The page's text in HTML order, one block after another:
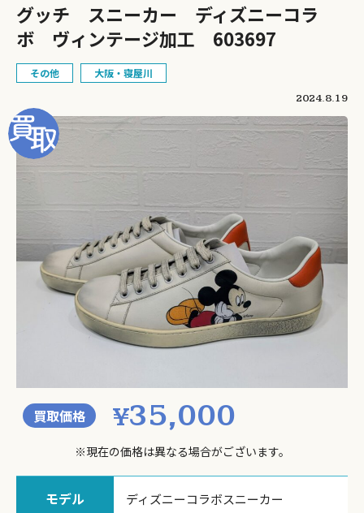
グッチ スニーカー ディズニーコラ
ボ ヴィンテージ加工 603697
その他 大阪・寝屋川
2024.8.19
買取価格 ¥35,000
※現在の価格は異なる場合がございます。
モデル ディズニーコラボスニーカー